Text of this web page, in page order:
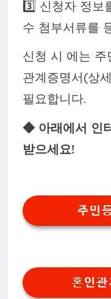
3️⃣ 신청자 정보
수 첨부서류를
신청 시 에는 주
관계증명서(상
필요합니다.
◆ 아래에서 인
받으세요!
주민
혼인관